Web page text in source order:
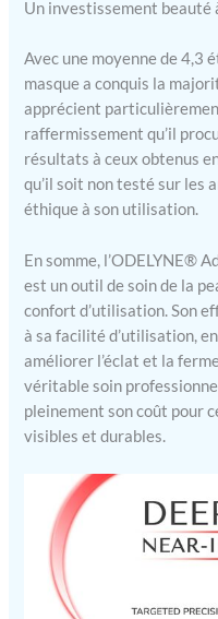
Un investissement beauté
Avec une moyenne de 4,3
masque a conquis la
apprécient
raffermissement qu’il
résultats à ceux obtenus
qu’il soit non testé sur les
éthique à son utilisation.
En somme, l’ODELYNE®
est un outil de soin de la
confort d’utilisation. Son
à sa facilité d’utilisation,
améliorer l’éclat et la
véritable soin
pleinement son coût pour
visibles et durables.